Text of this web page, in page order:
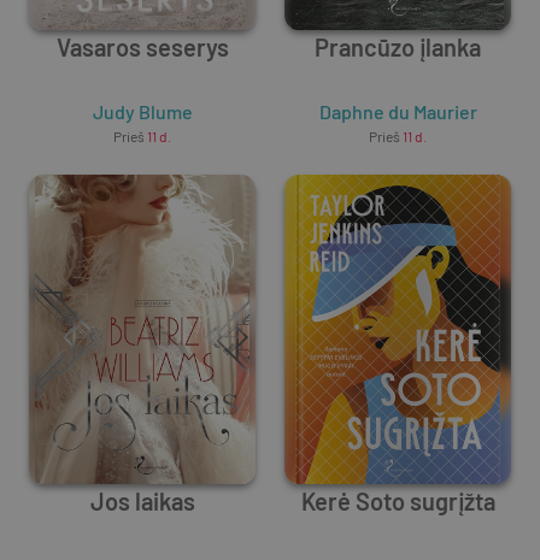
Vasaros seserys
Judy Blume
Prieš 11 d.
Prancūzo įlanka
Daphne du Maurier
Prieš 11 d.
Jos laikas Kerė Soto sugrįžta